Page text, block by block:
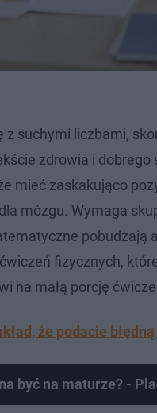
suchymi liczbami,
zdrowia i
zaskakująco
mózgu. Wymaga
pobudzają
fizycznych,
na małą porcję
że podacie
być na maturze? -